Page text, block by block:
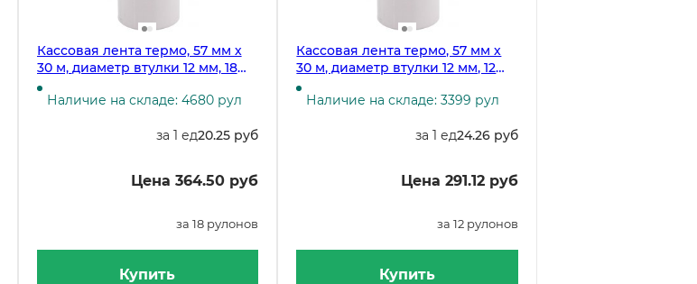
Кассовая лента термо, 57 мм х
30 м, диаметр втулки 12 мм, 18
рулонов в спайке
Наличие на складе: 4680 рул
за 1 ед20.25 руб
Цена 364.50 руб
за 18 рулонов
Купить
Кассовая лента термо, 57 мм х
30 м, диаметр втулки 12 мм, 12
рулонов в спайке
Наличие на складе: 3399 рул
за 1 ед24.26 руб
Цена 291.12 руб
за 12 рулонов
Купить